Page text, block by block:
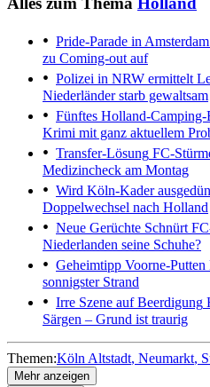
Pride-Parade in Amsterdam
zu Coming-out auf
Polizei in NRW ermittelt
Niederländer starb gewaltsam
Fünftes Holland-Camping-
Krimi mit ganz aktuellem
Transfer-Lösung FC-
Medizincheck am Montag
Wird Köln-Kader
Doppelwechsel nach Holland
Neue Gerüchte Schnürt
Niederlanden seine Schuhe?
Geheimtipp Voorne-Putten
sonnigster Strand
Irre Szene auf Beerdigung
Särgen – Grund ist traurig
Themen:Köln Altstadt Neumarkt
Mehr anzeigen